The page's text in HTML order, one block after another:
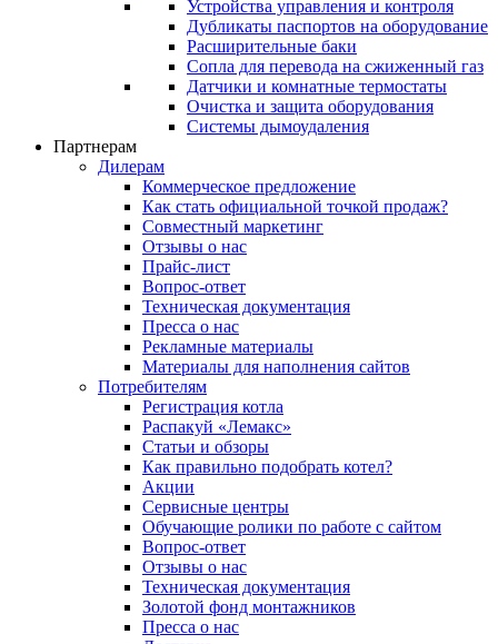
Устройства управления и контроля
Дубликаты паспортов на оборудование
Расширительные баки
Сопла для перевода на сжиженный газ
Датчики и комнатные термостаты
Очистка и защита оборудования
Системы дымоудаления
Партнерам
Дилерам
Коммерческое предложение
Как стать официальной точкой продаж?
Совместный маркетинг
Отзывы о нас
Прайс-лист
Вопрос-ответ
Техническая документация
Пресса о нас
Рекламные материалы
Материалы для наполнения сайтов
Потребителям
Регистрация котла
Распакуй «Лемакс»
Статьи и обзоры
Как правильно подобрать котел?
Акции
Сервисные центры
Обучающие ролики по работе с сайтом
Вопрос-ответ
Отзывы о нас
Техническая документация
Золотой фонд монтажников
Пресса о нас